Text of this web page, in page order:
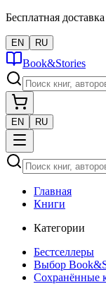
Бесплатная
EN RU
Book&Stories
EN RU
Главная
Книги
Категории
Бестселлеры
Выбор
Сохранённые